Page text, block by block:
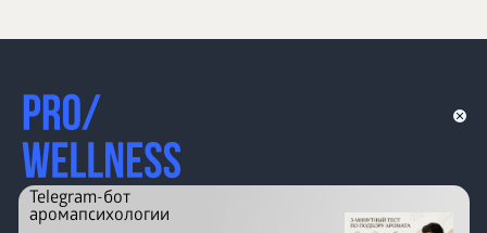
Telegram-бот
аромапсихологии